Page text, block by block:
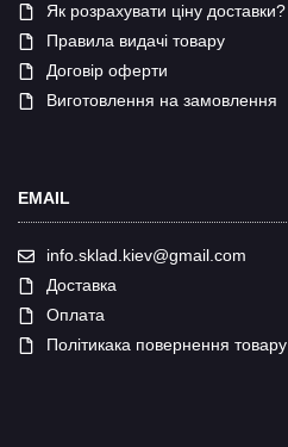
Як розрахувати ціну доставки?
Правила видачі товару
Договір оферти
Виготовлення на замовлення
EMAIL
info.sklad.kiev@gmail.com
Доставка
Оплата
Політикака повернення товару